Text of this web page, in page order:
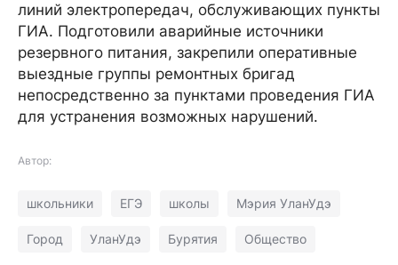
линий электропередач, обслуживающих пункты
ГИА. Подготовили аварийные источники
резервного питания, закрепили оперативные
выездные группы ремонтных бригад
непосредственно за пунктами проведения ГИА
для устранения возможных нарушений.
Автор:
школьники ЕГЭ школы Мэрия УланУдэ
Город УланУдэ Бурятия Общество